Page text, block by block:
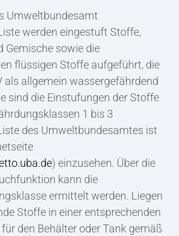
Umweltbundesamt
werden eingestuft Stoffe,
Gemische sowie die
flüssigen Stoffe aufgeführt, die
als allgemein wassergefährdend
sind die Einstufungen der Stoffe
1 bis 3
des Umweltbundesamtes ist
) einzusehen. Über die
kann die
ermittelt werden. Liegen
Stoffe in einer entsprechenden
den Behälter oder Tank gemäß